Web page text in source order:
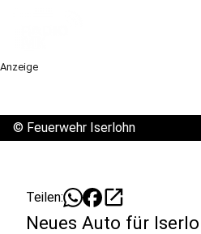
Anzeige
© Feuerwehr Iserlohn
Teilen: open_in_new
Neues Auto für